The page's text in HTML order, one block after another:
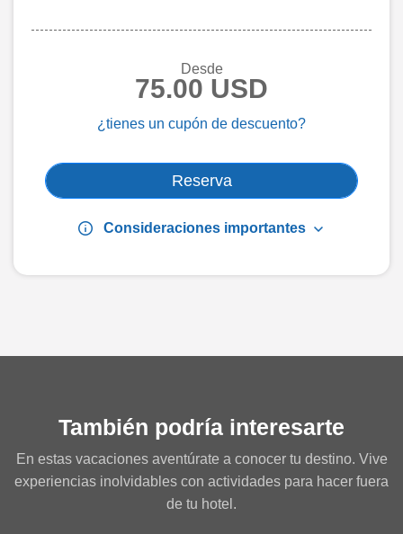
Desde
75.00 USD
¿tienes un cupón de descuento?
Reserva
info Consideraciones importantes keyboard_arrow_down
También podría interesarte
En estas vacaciones aventúrate a conocer tu destino. Vive
experiencias inolvidables con actividades para hacer fuera
de tu hotel.